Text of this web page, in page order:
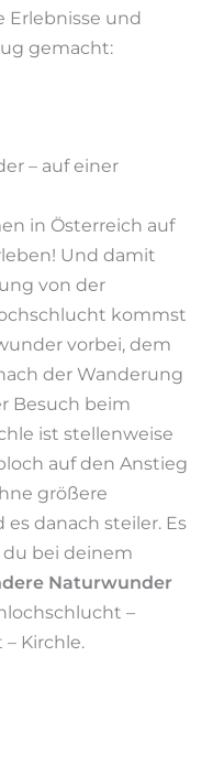
Erlebnisse und
gemacht:
– auf einer
in Österreich auf
Und damit
von der
kommst
vorbei, dem
der Wanderung
Besuch beim
ist stellenweise
auf den Anstieg
größere
danach steiler. Es
bei deinem
Naturwunder
–
Kirchle.